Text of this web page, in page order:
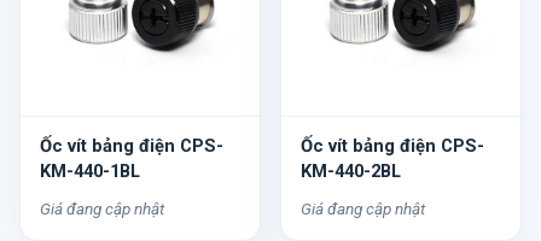
Ốc vít bảng điện CPS-
KM-440-1BL
Giá đang cập nhật
Ốc vít bảng điện CPS-
KM-440-2BL
Giá đang cập nhật